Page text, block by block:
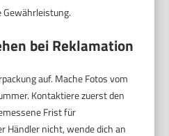
bei Reklamation
auf. Mache Fotos vom
Kontaktiere zuerst den
Frist für
Händler nicht, wende dich an